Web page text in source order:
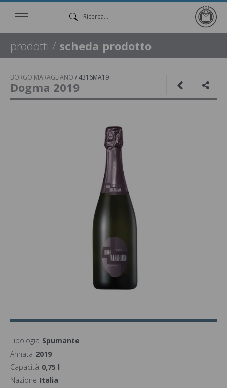
prodotti / scheda prodotto
BORGO MARAGLIANO / 4316MA19
Dogma 2019
Tipologia Spumante
Annata 2019
Capacità 0,75 l
Nazione Italia